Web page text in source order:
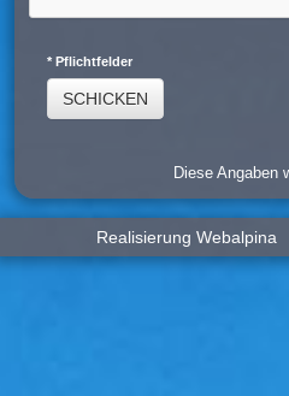
* Pflichtfelder
SCHICKEN
Diese Angaben
Realisierung Webalpina